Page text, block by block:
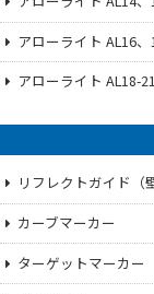
アローライト AL16
アローライト AL18-21
リフレクトガイド（
カーブマーカー
ターゲットマーカー